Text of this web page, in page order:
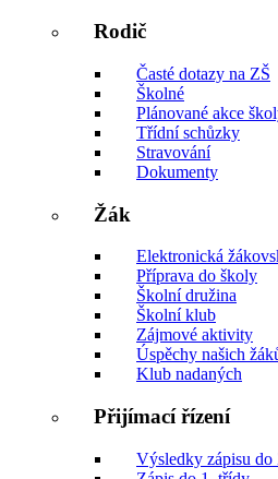
Rodič
Časté dotazy na ZŠ
Školné
Plánované akce
Třídní schůzky
Stravování
Dokumenty
Žák
Elektronická
Příprava do školy
Školní družina
Školní klub
Zájmové aktivity
Úspěchy našich
Klub nadaných
Přijímací řízení
Výsledky zápisu do